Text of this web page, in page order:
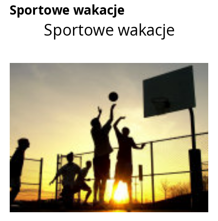
Sportowe wakacje
Sportowe wakacje